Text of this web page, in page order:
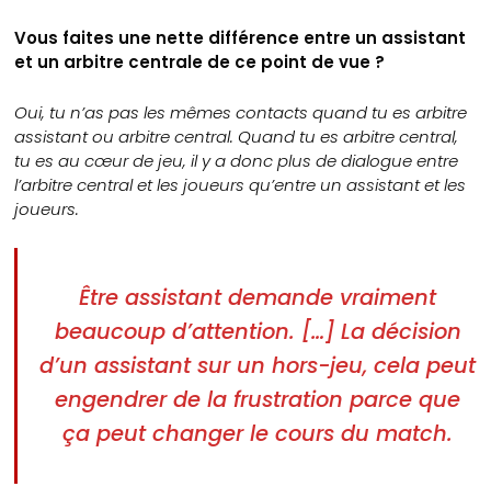
Vous faites une nette différence entre un assistant
et un arbitre centrale de ce point de vue ?
Oui, tu n’as pas les mêmes contacts quand tu es arbitre
assistant ou arbitre central. Quand tu es arbitre central,
tu es au cœur de jeu, il y a donc plus de dialogue entre
l’arbitre central et les joueurs qu’entre un assistant et les
joueurs.
Être assistant demande vraiment
beaucoup d’attention. […] La décision
d’un assistant sur un hors-jeu, cela peut
engendrer de la frustration parce que
ça peut changer le cours du match.